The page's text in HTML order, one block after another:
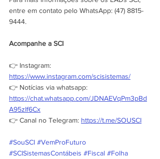
entre em contato pelo WhatsApp: (47) 8815-
9444.
Acompanhe a SCI
👉 Instagram:
https://www.instagram.com/scisistemas/
👉 Notícias via whatsapp:
https://chat.whatsapp.com/JDNAEVqPm3pBd
A95zIf6Cx
👉 Canal no Telegram: https://t.me/SOUSCI
#SouSCI #VemProFuturo
#SCISistemasContábeis #Fiscal #Folha